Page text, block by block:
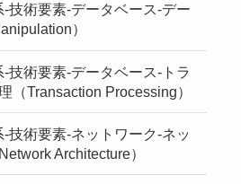
技術要素-データベース-デー
）
技術要素-データベース-トラ
（Transaction Processing）
技術要素-ネットワーク-ネッ
Architecture）